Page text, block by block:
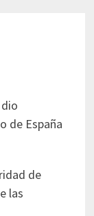
de España
de
las